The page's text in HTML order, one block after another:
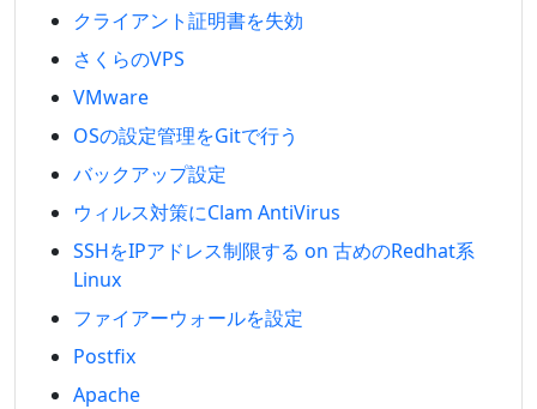
クライアント証明書を失効
さくらのVPS
VMware
OSの設定管理をGitで行う
バックアップ設定
ウィルス対策にClam AntiVirus
SSHをIPアドレス制限する on 古めのRedhat系
Linux
ファイアーウォールを設定
Postfix
Apache